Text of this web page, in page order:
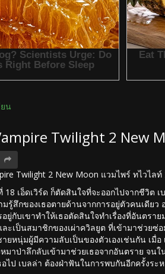
น
Twilight 2 New
Twilight 2 New Moon แวมไพร์ ทไวไล
18 เอ็ดเวิร์ด ก็ตัดสินใจที่จะออกไปจากชีวิต
มรู้สึกของเธอตายด้านจากการอยู่ตัวคนเดียว
ยู่กับเขาทำให้เธอตัดสินใจทำเรื่องที่อันตรา
ะเป็นสมาชิกของเผ่าควิลยูต ที่เข้ามาช่วยซ่
ยหนุ่มผู้มีความลับเป็นของตัวเองเช่นกัน เมื่
มาป่าลึกลับเข้ามาช่วยเธอจากอันตราย จน
อไป เบลล่า ต้องฝ่าฟันในการพบกันอีกครั้งระ